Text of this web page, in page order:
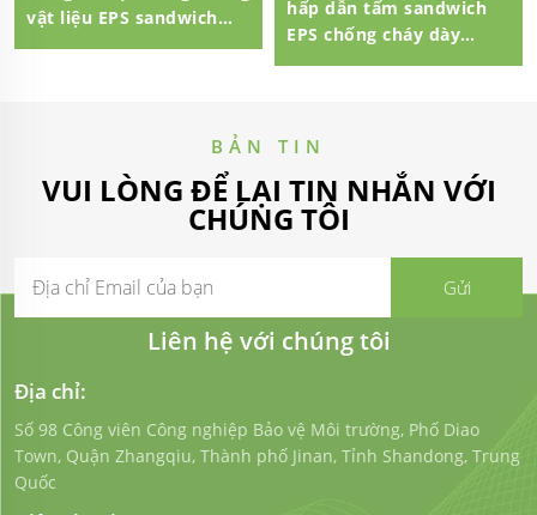
vật liệu EPS sandwich
panel
hấp dẫn tấm sandwich
EPS chống cháy dày
BẢN TIN
VUI LÒNG ĐỂ LẠI TIN NHẮN VỚI
CHÚNG TÔI
Liên hệ với chúng tôi
Địa chỉ:
Số 98 Công viên Công nghiệp Bảo vệ Môi trường, Phố Diao
Town, Quận Zhangqiu, Thành phố Jinan, Tỉnh Shandong, Trung
Quốc